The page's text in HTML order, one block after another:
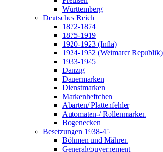
Württemberg
Deutsches Reich
1872-1874
1875-1919
1920-1923 (Infla)
1924-1932 (Weimarer Republik)
1933-1945
Danzig
Dauermarken
Dienstmarken
Markenheftchen
Abarten/ Plattenfehler
Automaten-/ Rollenmarken
Bogenecken
Besetzungen 1938-45
Böhmen und Mähren
Generalgouvernement